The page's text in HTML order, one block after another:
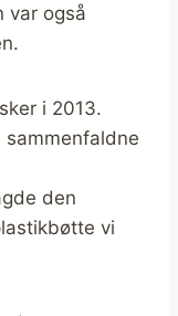
var også
i 2013.
sammenfaldne
den
vi